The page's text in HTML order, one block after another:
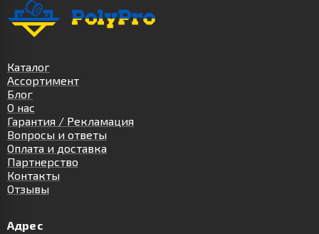
Каталог
Ассортимент
Блог
О нас
Гарантия / Рекламация
Вопросы и ответы
Оплата и доставка
Партнерство
Контакты
Отзывы
Адрес